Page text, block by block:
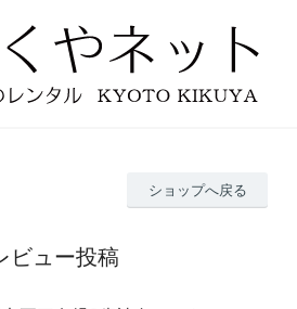
ショップへ戻る
ビュー投稿